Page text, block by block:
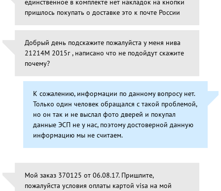
единственное в комплекте нет накладок на кнопки
пришлось покупать о доставке это к почте России
Добрый день подскажите пожалуйста у меня нива
21214М 2015г , написано что не подойдут скажите
почему?
К сожалению, информации по данному вопросу нет.
Только один человек обращался с такой проблемой,
но он так и не выслал фото дверей и покупал
данные ЭСП не у нас, поэтому достоверной данную
информацию мы не считаем.
Мой заказ 370125 от 06.08.17. Пришлите,
пожалуйста условия оплаты картой visa на мой